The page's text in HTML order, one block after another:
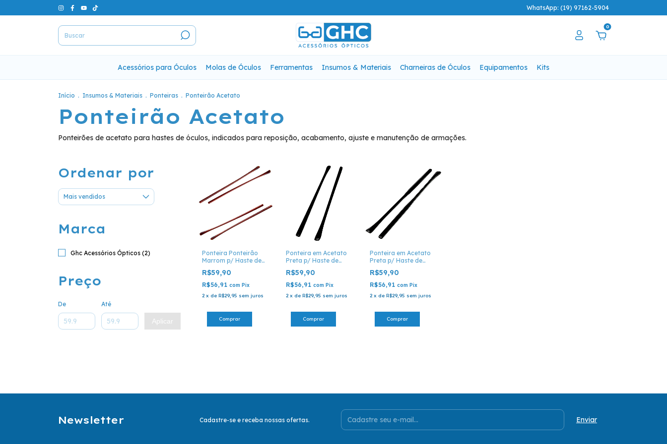
WhatsApp: (19) 97162-5904
0
Acessórios para Óculos Molas de Óculos Ferramentas Insumos & Materiais Charneiras de Óculos Equipamentos Kits
Início . Insumos & Materiais . Ponteiras . Ponteirão Acetato
Ponteirão Acetato
Ponteirões de acetato para hastes de óculos, indicados para reposição, acabamento, ajuste e manutenção de armações.
Ordenar por
Marca
Ghc Acessórios Ópticos (2)
Preço
De Até
Aplicar
Ponteira Ponteirão
Marrom p/ Haste de
Óculos - P 33
R$59,90
R$56,91 com Pix
2 x de R$29,95 sem juros
Ponteira em Acetato
Preta p/ Haste de
Óculos - P 45
R$59,90
R$56,91 com Pix
2 x de R$29,95 sem juros
Ponteira em Acetato
Preta p/ Haste de
Óculos - P 46
R$59,90
R$56,91 com Pix
2 x de R$29,95 sem juros
Newsletter Cadastre-se e receba nossas ofertas.